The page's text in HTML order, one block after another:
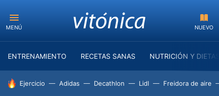
MENÚ NUEVO
ENTRENAMIENTO RECETAS SANAS NUTRICIÓN Y
HOY SE HABLA DE
Ejercicio Adidas Decathlon Lidl Freidora de aire